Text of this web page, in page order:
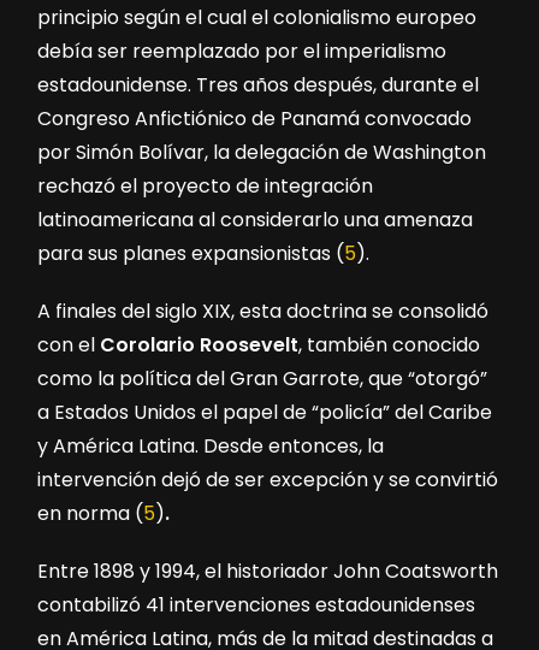
principio según el cual el colonialismo europeo
debía ser reemplazado por el imperialismo
estadounidense. Tres años después, durante el
Congreso Anfictiónico de Panamá convocado
por Simón Bolívar, la delegación de Washington
rechazó el proyecto de integración
latinoamericana al considerarlo una amenaza
para sus planes expansionistas (5).
A finales del siglo XIX, esta doctrina se consolidó
con el Corolario Roosevelt, también conocido
como la política del Gran Garrote, que “otorgó”
a Estados Unidos el papel de “policía” del Caribe
y América Latina. Desde entonces, la
intervención dejó de ser excepción y se convirtió
en norma (5).
Entre 1898 y 1994, el historiador John Coatsworth
contabilizó 41 intervenciones estadounidenses
en América Latina, más de la mitad destinadas a